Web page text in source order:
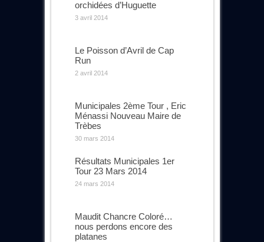
orchidées d’Huguette
3 avril 2014
Le Poisson d’Avril de Cap
Run
2 avril 2014
Municipales 2ème Tour , Eric
Ménassi Nouveau Maire de
Trèbes
30 mars 2014
Résultats Municipales 1er
Tour 23 Mars 2014
24 mars 2014
Maudit Chancre Coloré…
nous perdons encore des
platanes